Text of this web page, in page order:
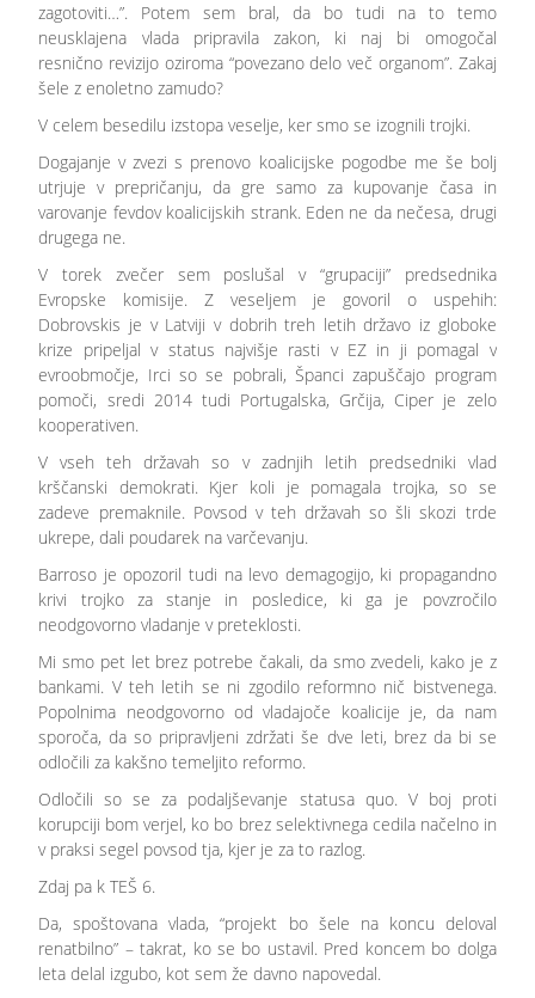
zagotoviti…”. Potem sem bral, da bo tudi na to temo
neusklajena vlada pripravila zakon, ki naj bi omogočal
resnično revizijo oziroma “povezano delo več organom”. Zakaj
šele z enoletno zamudo?
V celem besedilu izstopa veselje, ker smo se izognili trojki.
Dogajanje v zvezi s prenovo koalicijske pogodbe me še bolj
utrjuje v prepričanju, da gre samo za kupovanje časa in
varovanje fevdov koalicijskih strank. Eden ne da nečesa, drugi
drugega ne.
V torek zvečer sem poslušal v “grupaciji” predsednika
Evropske komisije. Z veseljem je govoril o uspehih:
Dobrovskis je v Latviji v dobrih treh letih državo iz globoke
krize pripeljal v status najvišje rasti v EZ in ji pomagal v
evroobmočje, Irci so se pobrali, Španci zapuščajo program
pomoči, sredi 2014 tudi Portugalska, Grčija, Ciper je zelo
kooperativen.
V vseh teh državah so v zadnjih letih predsedniki vlad
krščanski demokrati. Kjer koli je pomagala trojka, so se
zadeve premaknile. Povsod v teh državah so šli skozi trde
ukrepe, dali poudarek na varčevanju.
Barroso je opozoril tudi na levo demagogijo, ki propagandno
krivi trojko za stanje in posledice, ki ga je povzročilo
neodgovorno vladanje v preteklosti.
Mi smo pet let brez potrebe čakali, da smo zvedeli, kako je z
bankami. V teh letih se ni zgodilo reformno nič bistvenega.
Popolnima neodgovorno od vladajoče koalicije je, da nam
sporoča, da so pripravljeni zdržati še dve leti, brez da bi se
odločili za kakšno temeljito reformo.
Odločili so se za podaljševanje statusa quo. V boj proti
korupciji bom verjel, ko bo brez selektivnega cedila načelno in
v praksi segel povsod tja, kjer je za to razlog.
Zdaj pa k TEŠ 6.
Da, spoštovana vlada, “projekt bo šele na koncu deloval
renatbilno” – takrat, ko se bo ustavil. Pred koncem bo dolga
leta delal izgubo, kot sem že davno napovedal.